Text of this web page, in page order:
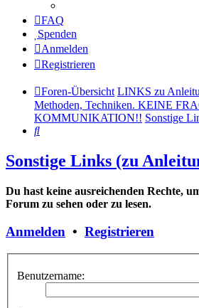
FAQ
Spenden
Anmelden
Registrieren
Foren-Übersicht LINKS zu
Methoden, Techniken. KEINE
KOMMUNIKATION!! Sonstige
Suche
Sonstige Links (zu
Du hast keine ausreichenden Rechte,
Forum zu sehen oder zu lesen.
Anmelden • Registrieren
Benutzername: